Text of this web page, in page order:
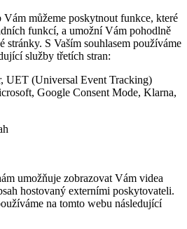
Vám můžeme poskytnout funkce, které
funkcí, a umožní Vám pohodlně
stránky. S Vaším souhlasem používáme
služby třetích stran:
UET (Universal Event Tracking)
Google Consent Mode, Klarna,
umožňuje zobrazovat Vám videa
hostovaný externími poskytovateli.
na tomto webu následující